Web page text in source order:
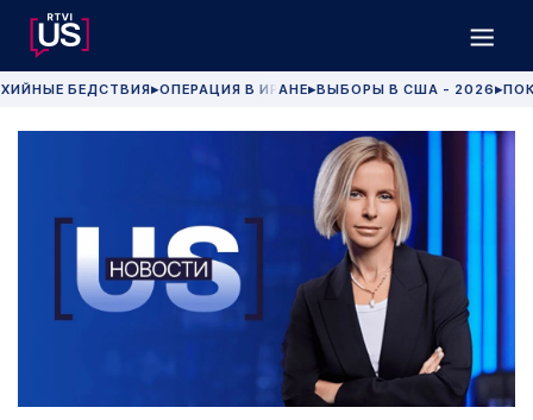
БЕДСТВИЯ▶ОПЕРАЦИЯ В ИРАНЕ▶ВЫБОРЫ В США - 2026 ▶